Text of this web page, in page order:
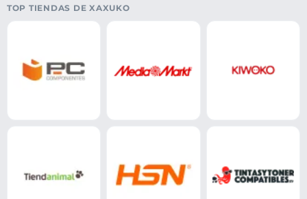
TOP TIENDAS DE XAXUKO